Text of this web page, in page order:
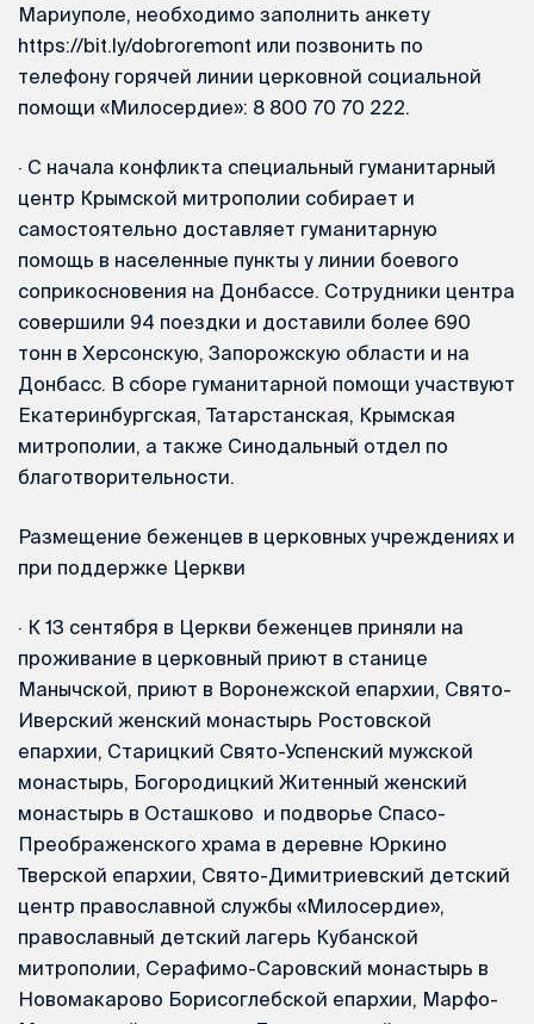
Мариуполе, необходимо заполнить анкету
https://bit.ly/dobroremont или позвонить по
телефону горячей линии церковной социальной
помощи «Милосердие»: 8 800 70 70 222.
· С начала конфликта специальный гуманитарный
центр Крымской митрополии собирает и
самостоятельно доставляет гуманитарную
помощь в населенные пункты у линии боевого
соприкосновения на Донбассе. Сотрудники центра
совершили 94 поездки и доставили более 690
тонн в Херсонскую, Запорожскую области и на
Донбасс. В сборе гуманитарной помощи участвуют
Екатеринбургская, Татарстанская, Крымская
митрополии, а также Синодальный отдел по
благотворительности.
Размещение беженцев в церковных учреждениях и
при поддержке Церкви
· К 13 сентября в Церкви беженцев приняли на
проживание в церковный приют в станице
Манычской, приют в Воронежской епархии, Свято-
Иверский женский монастырь Ростовской
епархии, Старицкий Свято-Успенский мужской
монастырь, Богородицкий Житенный женский
монастырь в Осташково и подворье Спасо-
Преображенского храма в деревне Юркино
Тверской епархии, Свято-Димитриевский детский
центр православной службы «Милосердие»,
православный детский лагерь Кубанской
митрополии, Серафимо-Саровский монастырь в
Новомакарово Борисоглебской епархии, Марфо-